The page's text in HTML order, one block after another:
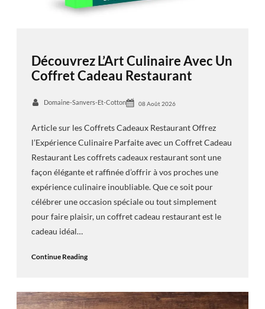
Découvrez L’Art Culinaire Avec Un
Coffret Cadeau Restaurant
Domaine-Sanvers-Et-Cotton 08 Août 2026
Article sur les Coffrets Cadeaux Restaurant Offrez
l’Expérience Culinaire Parfaite avec un Coffret Cadeau
Restaurant Les coffrets cadeaux restaurant sont une
façon élégante et raffinée d’offrir à vos proches une
expérience culinaire inoubliable. Que ce soit pour
célébrer une occasion spéciale ou tout simplement
pour faire plaisir, un coffret cadeau restaurant est le
cadeau idéal…
Continue Reading